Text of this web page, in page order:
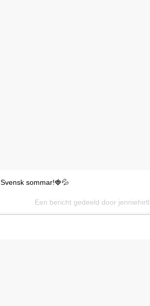
Svensk sommar!🍓💦
Een bericht gedeeld door